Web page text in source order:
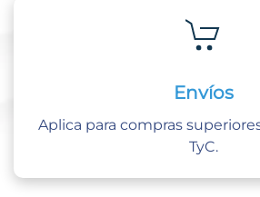
Envíos
Aplica para compras
TyC.